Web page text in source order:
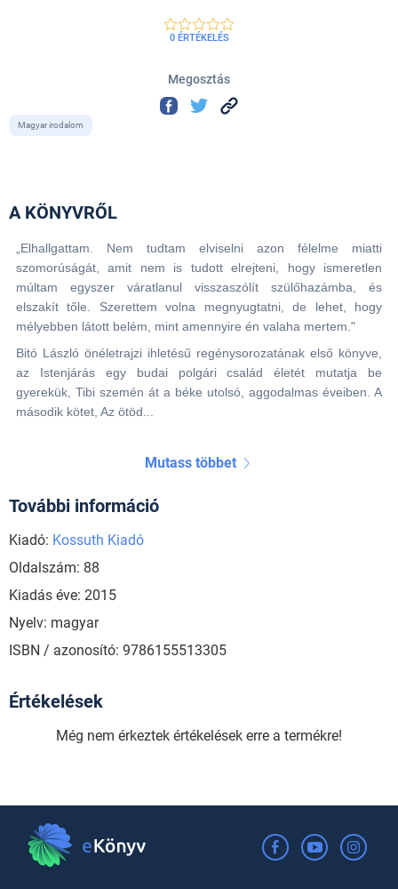
0 ÉRTÉKELÉS
Megosztás
Magyar irodalom
A KÖNYVRŐL
„Elhallgattam. Nem tudtam elviselni azon félelme miatti
szomorúságát, amit nem is tudott elrejteni, hogy ismeretlen
múltam egyszer váratlanul visszaszólít szülőhazámba, és
elszakít tőle. Szerettem volna megnyugtatni, de lehet, hogy
mélyebben látott belém, mint amennyire én valaha mertem."
Bitó László önéletrajzi ihletésű regénysorozatának első könyve,
az Istenjárás egy budai polgári család életét mutatja be
gyerekük, Tibi szemén át a béke utolsó, aggodalmas éveiben. A
második kötet, Az ötöd...
Mutass többet
További információ
Kiadó: Kossuth Kiadó
Oldalszám: 88
Kiadás éve: 2015
Nyelv: magyar
ISBN / azonosító: 9786155513305
Értékelések
Még nem érkeztek értékelések erre a termékre!